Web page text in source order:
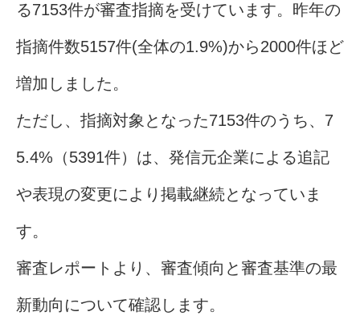
る7153件が審査指摘を受けています。昨年の
指摘件数5157件(全体の1.9%)から2000件ほど
増加しました。
ただし、指摘対象となった7153件のうち、7
5.4%（5391件）は、発信元企業による追記
や表現の変更により掲載継続となっていま
す。
審査レポートより、審査傾向と審査基準の最
新動向について確認します。